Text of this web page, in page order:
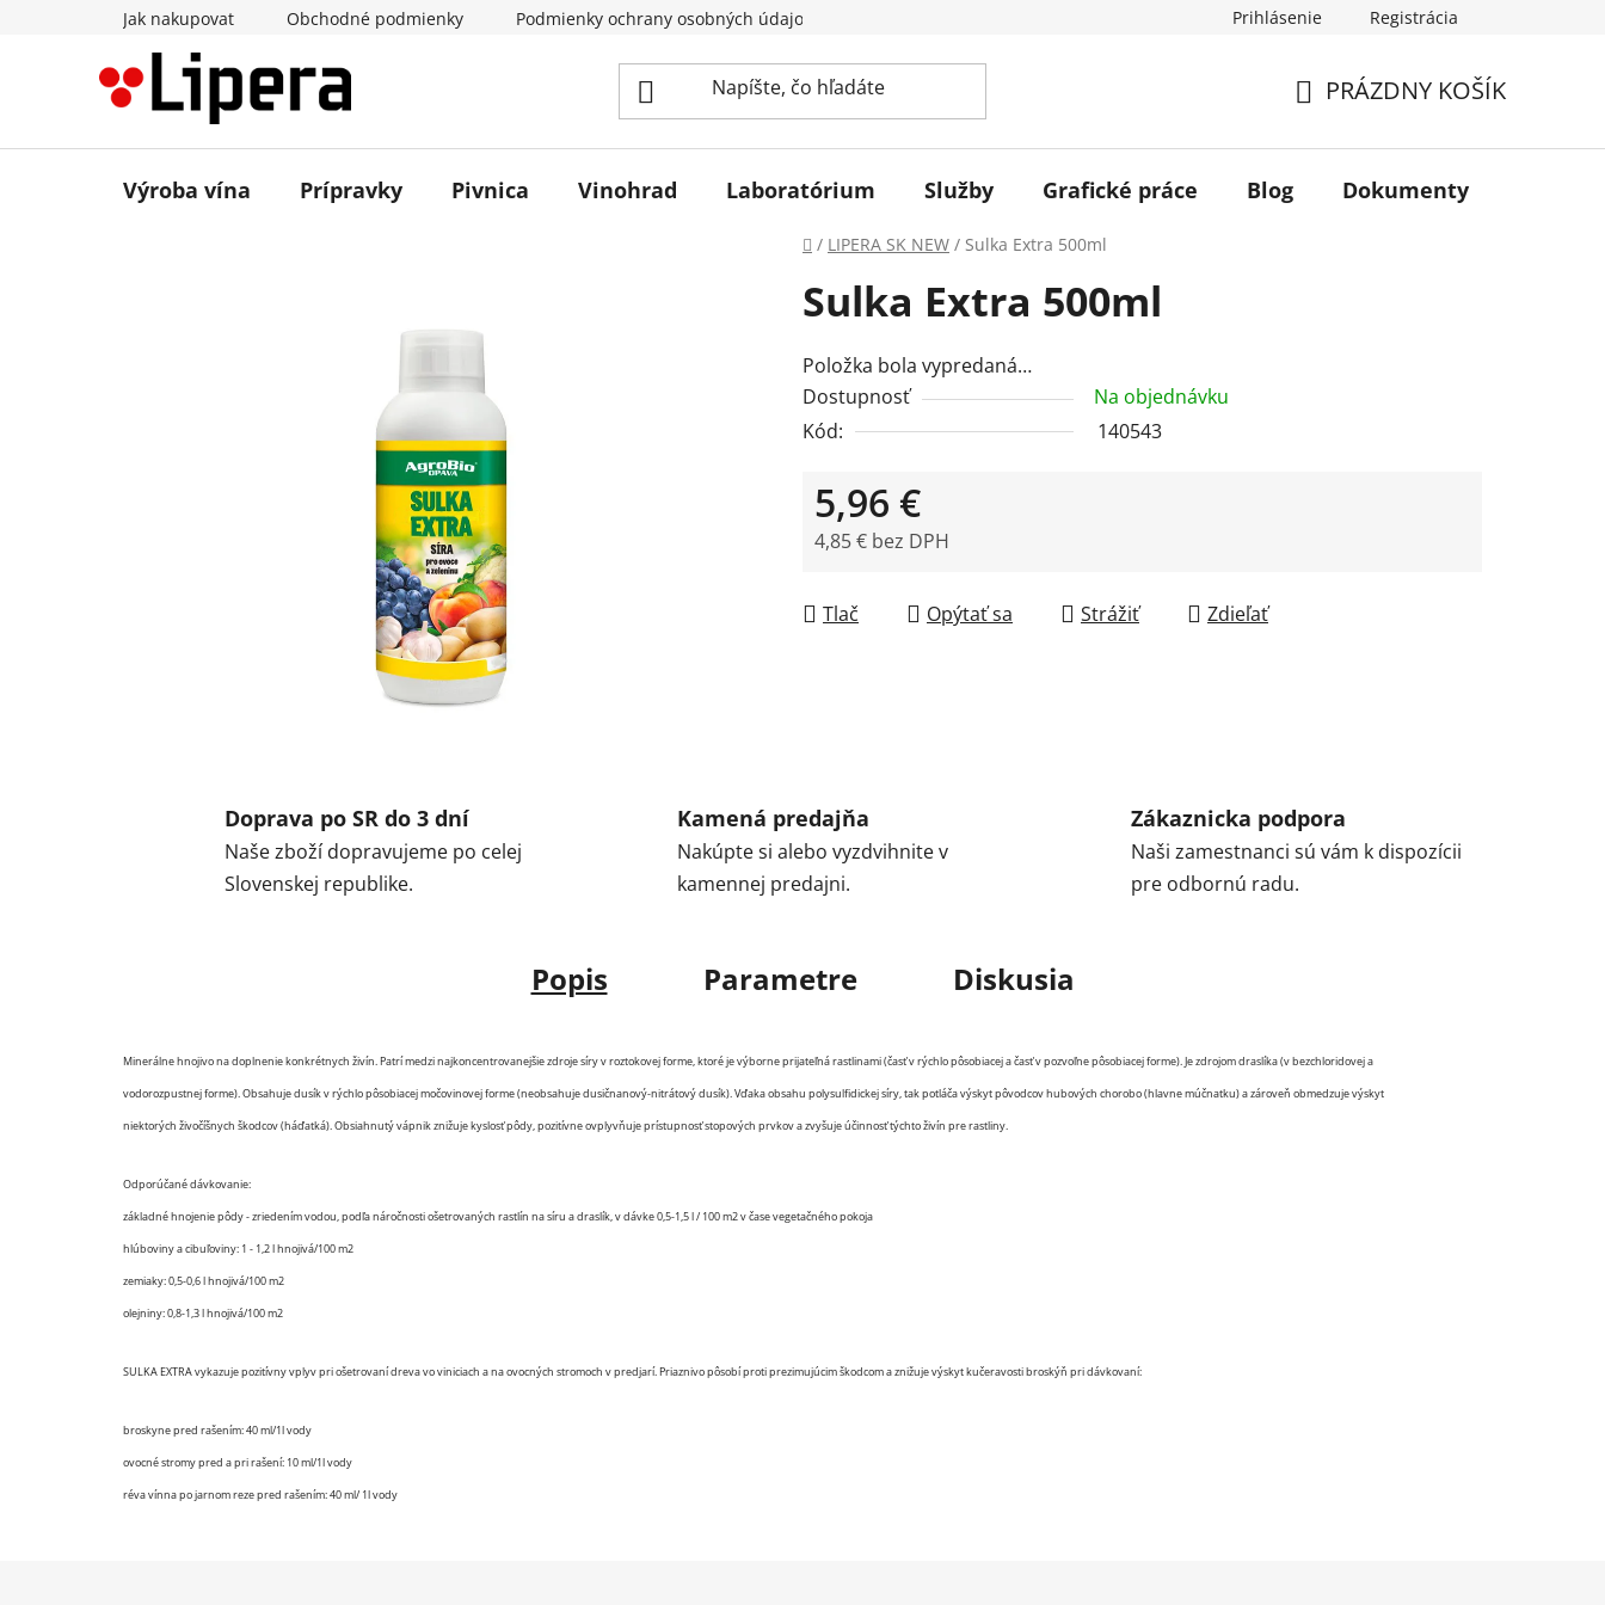
Jak nakupovat Obchodné podmienky Podmienky ochrany osobných údajov Prihlásenie Registrácia
KOŠÍK
PRÁZDNY KOŠÍK
Výroba vína Prípravky Pivnica Vinohrad Laboratórium Služby Grafické práce Blog Dokumenty
Domov
/ LIPERA SK NEW / Sulka Extra 500ml
Sulka Extra 500ml
Položka bola vypredaná…
Dostupnosť
Na objednávku
Kód:
140543
5,96 €
4,85 € bez DPH
Tlač
Opýtať sa Strážiť Zdieľať
Doprava po SR do 3 dní
Naše zboží dopravujeme po celej
Slovenskej republike.
Kamená predajňa
Nakúpte si alebo vyzdvihnite v
kamennej predajni.
Zákaznicka podpora
Naši zamestnanci sú vám k dispozícii
pre odbornú radu.
Popis Parametre Diskusia
Minerálne hnojivo na doplnenie konkrétnych živín. Patrí medzi najkoncentrovanejšie zdroje síry v roztokovej forme, ktoré je výborne prijateľná rastlinami (časť v rýchlo pôsobiacej a časť v pozvoľne pôsobiacej forme). Je zdrojom draslíka (v bezchloridovej a
vodorozpustnej forme). Obsahuje dusík v rýchlo pôsobiacej močovinovej forme (neobsahuje dusičnanový-nitrátový dusík). Vďaka obsahu polysulfidickej síry, tak potláča výskyt pôvodcov hubových chorobo (hlavne múčnatku) a zároveň obmedzuje výskyt
niektorých živočíšnych škodcov (háďatká). Obsiahnutý vápnik znižuje kyslosť pôdy, pozitívne ovplyvňuje prístupnosť stopových prvkov a zvyšuje účinnosť týchto živín pre rastliny.
Odporúčané dávkovanie:
základné hnojenie pôdy - zriedením vodou, podľa náročnosti ošetrovaných rastlín na síru a draslík, v dávke 0,5-1,5 l / 100 m2 v čase vegetačného pokoja
hlúboviny a cibuľoviny: 1 - 1,2 l hnojivá/100 m2
zemiaky: 0,5-0,6 l hnojivá/100 m2
olejniny: 0,8-1,3 l hnojivá/100 m2
SULKA EXTRA vykazuje pozitívny vplyv pri ošetrovaní dreva vo viniciach a na ovocných stromoch v predjarí. Priaznivo pôsobí proti prezimujúcim škodcom a znižuje výskyt kučeravosti broskýň pri dávkovaní:
broskyne pred rašením: 40 ml/1l vody
ovocné stromy pred a pri rašení: 10 ml/1l vody
réva vínna po jarnom reze pred rašením: 40 ml/ 1l vody